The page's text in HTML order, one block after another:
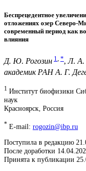
Беспрецедентное
отложениях озер Северо-
современный период как
влияния
Д. Ю. Рогозин 1 *,Л. А.
академик РАН А. Г.
1 Институт биофизики
наук
Красноярск, Россия
* E-mail: rogozin@ibp.ru
Поступила в редакцию
После доработки
Принята к публикации